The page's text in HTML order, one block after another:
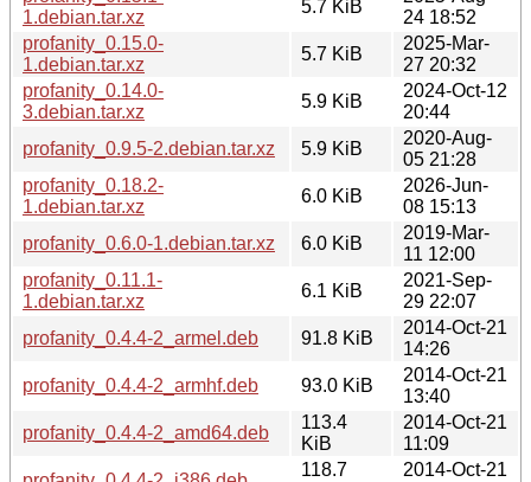
1.debian.tar.xz
5.7 KiB
24 18:52
profanity_0.15.0-
1.debian.tar.xz
5.7 KiB
2025-Mar-
27 20:32
profanity_0.14.0-
3.debian.tar.xz
5.9 KiB
2024-Oct-12
20:44
profanity_0.9.5-2.debian.tar.xz
5.9 KiB
2020-Aug-
05 21:28
profanity_0.18.2-
1.debian.tar.xz
6.0 KiB
2026-Jun-
08 15:13
profanity_0.6.0-1.debian.tar.xz
6.0 KiB
2019-Mar-
11 12:00
profanity_0.11.1-
1.debian.tar.xz
6.1 KiB
2021-Sep-
29 22:07
profanity_0.4.4-2_armel.deb
91.8 KiB
2014-Oct-21
14:26
profanity_0.4.4-2_armhf.deb
93.0 KiB
2014-Oct-21
13:40
profanity_0.4.4-2_amd64.deb
113.4
KiB
2014-Oct-21
11:09
118.7
2014-Oct-21